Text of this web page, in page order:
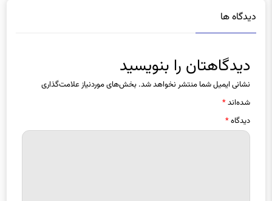
نشانی ایمیل شما منتشر نخواهد شد.بخش‌های موردنیاز علامت‌گذاری
شده‌اند*
دیدگاه*